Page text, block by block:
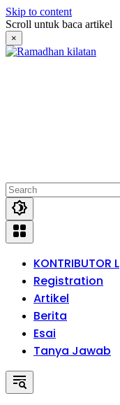
Skip to content
Scroll untuk baca artikel
×
KONTRIBUTOR L
Registration
Artikel
Berita
Esai
Tanya Jawab